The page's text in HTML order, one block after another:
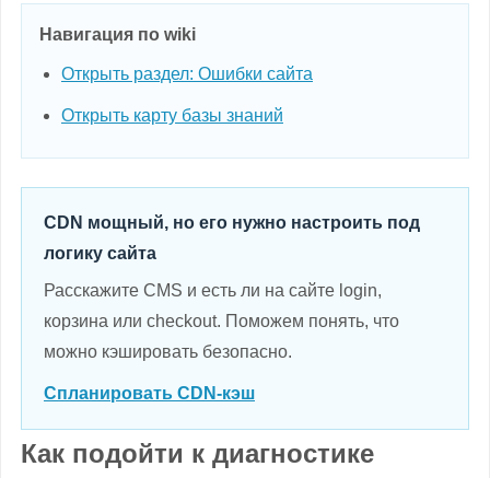
Навигация по wiki
Открыть раздел: Ошибки сайта
Открыть карту базы знаний
CDN мощный, но его нужно настроить под
логику сайта
Расскажите CMS и есть ли на сайте login,
корзина или checkout. Поможем понять, что
можно кэшировать безопасно.
Спланировать CDN-кэш
Как подойти к диагностике